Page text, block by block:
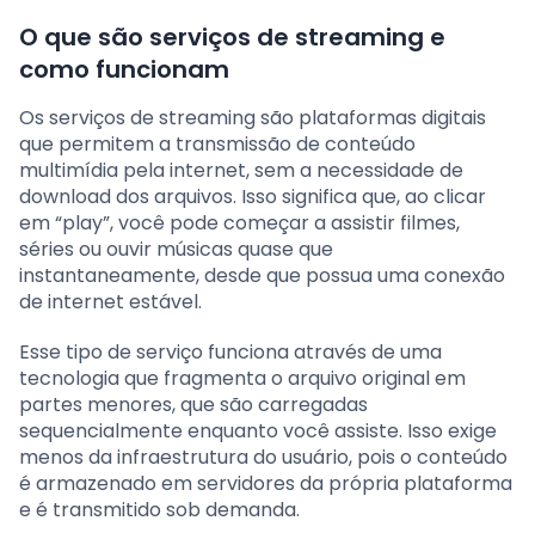
O que são serviços de streaming e
como funcionam
Os serviços de streaming são plataformas digitais
que permitem a transmissão de conteúdo
multimídia pela internet, sem a necessidade de
download dos arquivos. Isso significa que, ao clicar
em “play”, você pode começar a assistir filmes,
séries ou ouvir músicas quase que
instantaneamente, desde que possua uma conexão
de internet estável.
Esse tipo de serviço funciona através de uma
tecnologia que fragmenta o arquivo original em
partes menores, que são carregadas
sequencialmente enquanto você assiste. Isso exige
menos da infraestrutura do usuário, pois o conteúdo
é armazenado em servidores da própria plataforma
e é transmitido sob demanda.